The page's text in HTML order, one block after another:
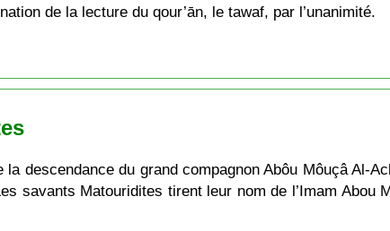
de la lecture du qour’ān, le tawaf, par l’unanimité.
descendance du grand compagnon Abôu Môuçâ Al-
savants Matouridites tirent leur nom de l’Imam Abou